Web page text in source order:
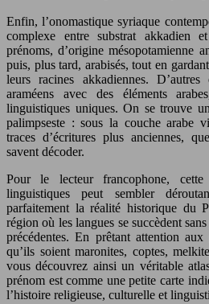
Enfin, l’onomastique syriaque
complexe entre substrat akkadien
prénoms, d’origine mésopotamienne
puis, plus tard, arabisés, tout en
leurs racines akkadiennes.
araméens avec des éléments
linguistiques uniques. On se trouve
palimpseste : sous la couche arabe
traces d’écritures plus anciennes,
savent décoder.
Pour le lecteur francophone, cette
linguistiques peut sembler
parfaitement la réalité historique du
région où les langues se succèdent
précédentes. En prêtant attention
qu’ils soient maronites, coptes,
vous découvrez ainsi un véritable
prénom est comme une petite carte
l’histoire religieuse, culturelle et